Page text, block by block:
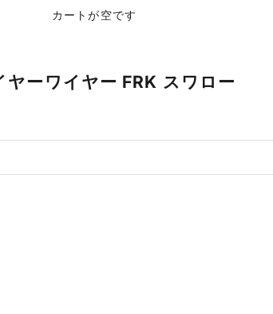
カートが空です
ヤーワイヤー FRK スワロー